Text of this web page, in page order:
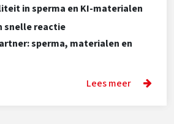
in sperma en KI-materialen
snelle reactie
sperma, materialen en
Lees meer